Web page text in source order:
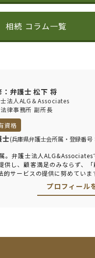
相続 コラム一覧
：弁護士 松下 将
法人ALG＆Associates
律事務所 副所長
資格
士(兵庫県弁護士会所属・登録番号
。弁護士法人ALG&Associates
供し、顧客満足のみならず、「
的サービスの提供に努めていま
プロフィール